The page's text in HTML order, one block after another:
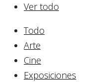
Ver todo
Todo
Arte
Cine
Exposiciones